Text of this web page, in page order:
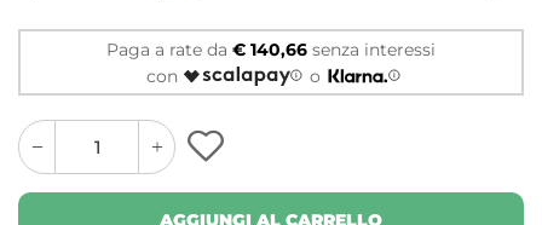
Paga a rate da € 140,66 senza interessi
con
o
quantity
button
quantity
minus
button
AGGIUNGI AL CARRELLO